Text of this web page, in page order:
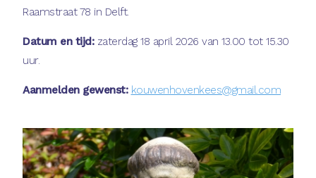
Raamstraat 78 in Delft.
Datum en tijd:zaterdag 18 april 2026 van 13.00 tot 15.30
uur.
Aanmelden gewenst: kouwenhovenkees@gmail.com